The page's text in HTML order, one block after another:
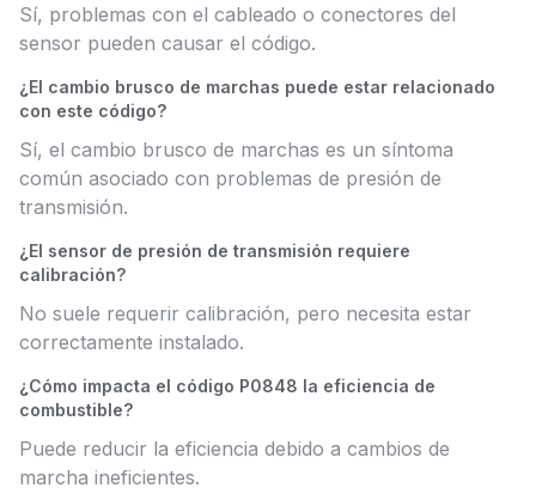
Sí, problemas con el cableado o conectores del
sensor pueden causar el código.
¿El cambio brusco de marchas puede estar relacionado
con este código?
Sí, el cambio brusco de marchas es un síntoma
común asociado con problemas de presión de
transmisión.
¿El sensor de presión de transmisión requiere
calibración?
No suele requerir calibración, pero necesita estar
correctamente instalado.
¿Cómo impacta el código P0848 la eficiencia de
combustible?
Puede reducir la eficiencia debido a cambios de
marcha ineficientes.